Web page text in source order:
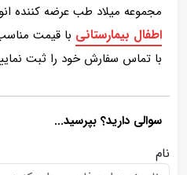
مجموعه میلاد طب عرضه کننده
اطفال بیمارستانی با قیمت
با تماس سفارش خود را ثبت
سوالی دارید؟ بپرسید...
نام